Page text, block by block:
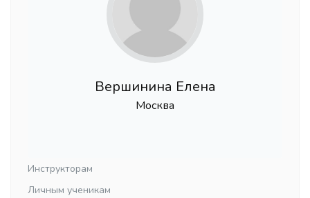
Вершинина Елена
Москва
Инструкторам
Личным ученикам